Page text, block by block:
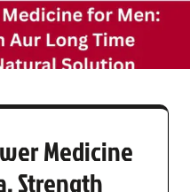
Medicine
Strength